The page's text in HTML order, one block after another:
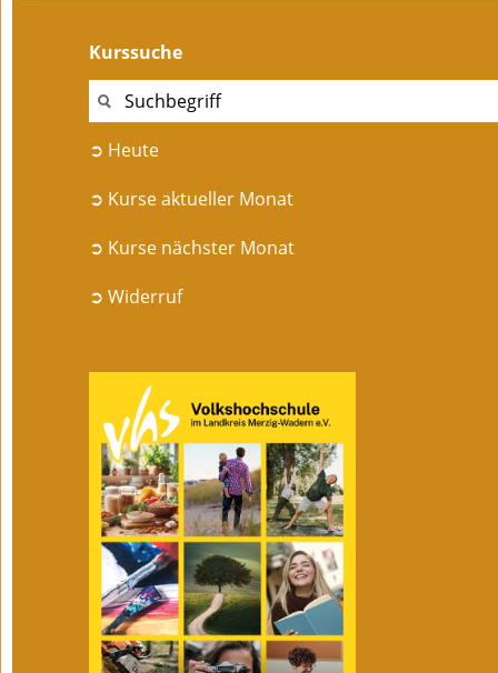
Kurssuche
➲ Heute
➲ Kurse aktueller Monat
➲ Kurse nächster Monat
➲ Widerruf